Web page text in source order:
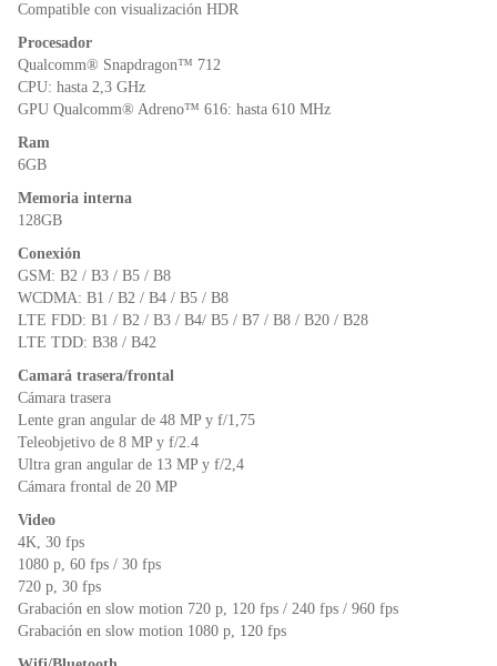
Compatible con visualización HDR
Procesador
Qualcomm® Snapdragon™ 712
CPU: hasta 2,3 GHz
GPU Qualcomm® Adreno™ 616: hasta 610 MHz
Ram
6GB
Memoria interna
128GB
Conexión
GSM: B2 / B3 / B5 / B8
WCDMA: B1 / B2 / B4 / B5 / B8
LTE FDD: B1 / B2 / B3 / B4/ B5 / B7 / B8 / B20 / B28
LTE TDD: B38 / B42
Camará trasera/frontal
Cámara trasera
Lente gran angular de 48 MP y f/1,75
Teleobjetivo de 8 MP y f/2.4
Ultra gran angular de 13 MP y f/2,4
Cámara frontal de 20 MP
Video
4K, 30 fps
1080 p, 60 fps / 30 fps
720 p, 30 fps
Grabación en slow motion 720 p, 120 fps / 240 fps / 960 fps
Grabación en slow motion 1080 p, 120 fps